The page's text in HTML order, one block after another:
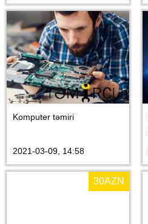
Komputer təmiri
2021-03-09, 14:58
30AZN